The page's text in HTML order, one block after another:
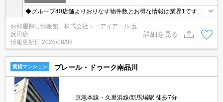
◆グループ40店舗よりおりなす物件数とお得な情報は業界1です◆
仲介手数料無料物件有◆保証人様不要◆礼金敷金0物件多数有◆お
電話ご連絡即ご対応致します◆【0120-772-074】迄！
お部屋探し情報館 株式会社エーアイアール 五
反田店
情報更新日 2026/08/08
詳細を見る
賃貸マンション プレール・ドゥーク南品川
京急本線・久里浜線/新馬場駅 徒歩7分